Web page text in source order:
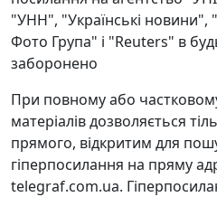
"УНН", "Українські новини",
Фото Група" і "Reuters" в
заборонено
При повному або
матеріалів дозволяється
прямого, відкритим для
гіперпосилання на пряму
telegraf.com.ua.